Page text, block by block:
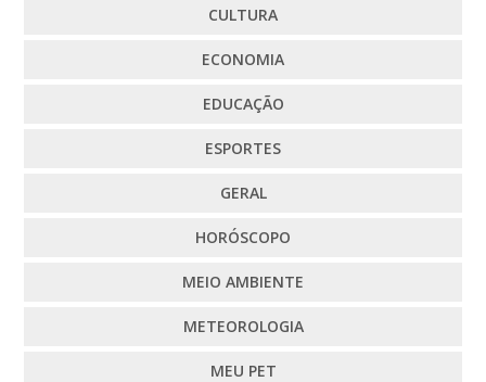
CULTURA
ECONOMIA
EDUCAÇÃO
ESPORTES
GERAL
HORÓSCOPO
MEIO AMBIENTE
METEOROLOGIA
MEU PET